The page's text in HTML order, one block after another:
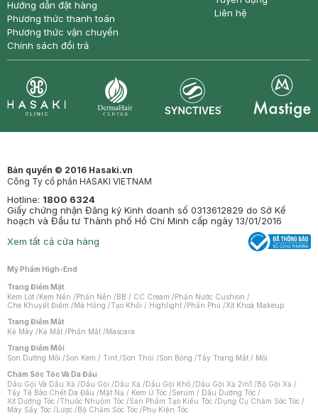
Hướng dẫn đặt hàng
Phương thức thanh toán
Phương thức vận chuyển
Chính sách đổi trả
Liên hệ
Bản quyền © 2016 Hasaki.vn
Công Ty cổ phần HASAKI VIETNAM
Hotline: 1800 6324
Giấy chứng nhận Đăng ký Kinh doanh số 0313612829 do Sở Kế
hoạch và Đầu tư Thành phố Hồ Chí Minh cấp ngày 13/01/2016
Xem tất cả cửa hàng
Mỹ Phẩm High-End
Trang Điểm Mặt
Kem Lót /Kem Nền /Phấn Nền /BB / CC Cream /Phấn Nước Cushion /
Che Khuyết Điểm /Má Hồng /Tạo Khối / Highlight /Phấn Phủ /Xịt Khoá Makeup
Trang Điểm Mắt
Kẻ Mày /Kẻ Mắt /Phấn Mắt /Mascara
Trang Điểm Môi
Son Dưỡng Môi /Son Kem / Tint /Son Thỏi /Son Bóng /Tẩy Trang Mắt / Môi
Chăm Sóc Tóc Và Da Đầu
Dầu Gội Và Dầu Xả /Dầu Gội /Dầu Xả /Dầu Gội Khô /Dầu Gội Xả 2in1 /Bộ Gội Xả /
Tẩy Tế Bào Chết Da Đầu /Mặt Nạ / Kem Ủ Tóc /Serum / Dầu Dưỡng Tóc /
Xịt Dưỡng Tóc /Thuốc Nhuộm Tóc /Sản Phẩm Tạo Kiểu Tóc /Dụng Cụ Chăm Sóc Tóc /
Máy Sấy Tóc /Lược /Bộ Chăm Sóc Tóc /Phụ Kiện Tóc